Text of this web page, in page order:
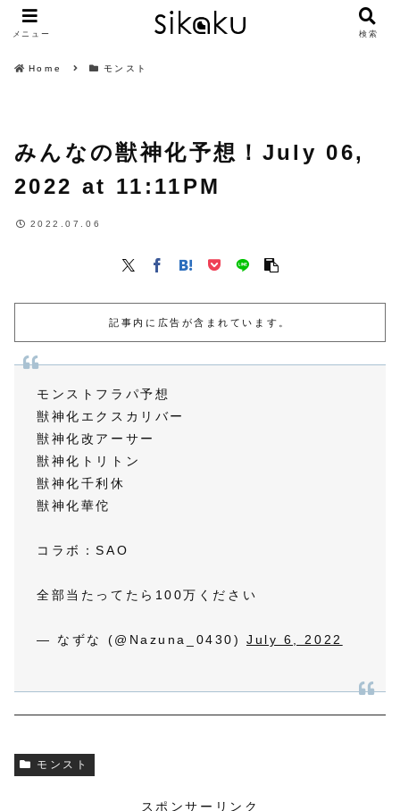
Home モンスト
みんなの獣神化予想！July 06,
2022 at 11:11PM
2022.07.06
記事内に広告が含まれています。
モンストフラパ予想
獣神化エクスカリバー
獣神化改アーサー
獣神化トリトン
獣神化千利休
獣神化華佗
コラボ：SAO
全部当たってたら100万ください
— なずな (@Nazuna_0430) July 6, 2022
モンスト
スポンサーリンク
メニュー 検索